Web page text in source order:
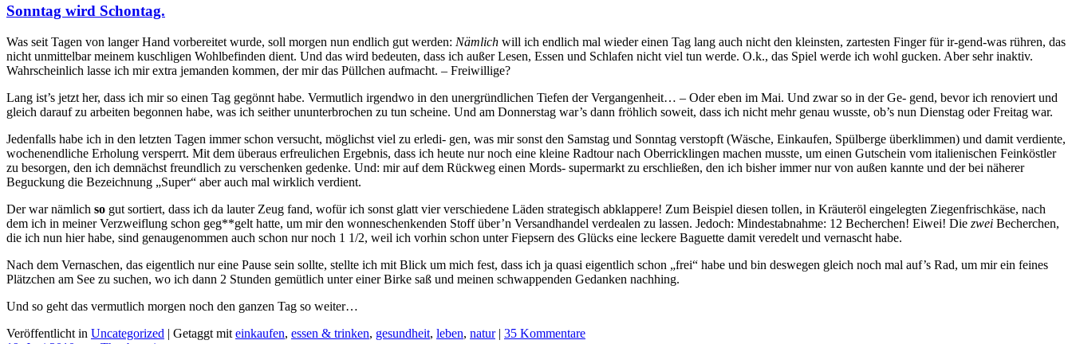
Sonntag wird Schontag.
Was seit Tagen von langer Hand vorbereitet wurde, soll morgen nun endlich gut werden: Nämlich will ich endlich mal wieder einen Tag lang auch nicht den kleinsten, zartesten Finger für ir-gend-was rühren, das
nicht unmittelbar meinem kuschligen Wohlbefinden dient. Und das wird bedeuten, dass ich außer Lesen, Essen und Schlafen nicht viel tun werde. O.k., das Spiel werde ich wohl gucken. Aber sehr inaktiv.
Wahrscheinlich lasse ich mir extra jemanden kommen, der mir das Püllchen aufmacht. – Freiwillige?
Lang ist’s jetzt her, dass ich mir so einen Tag gegönnt habe. Vermutlich irgendwo in den unergründlichen Tiefen der Vergangenheit… – Oder eben im Mai. Und zwar so in der Ge- gend, bevor ich renoviert und
gleich darauf zu arbeiten begonnen habe, was ich seither ununterbrochen zu tun scheine. Und am Donnerstag war’s dann fröhlich soweit, dass ich nicht mehr genau wusste, ob’s nun Dienstag oder Freitag war.
Jedenfalls habe ich in den letzten Tagen immer schon versucht, möglichst viel zu erledi- gen, was mir sonst den Samstag und Sonntag verstopft (Wäsche, Einkaufen, Spülberge überklimmen) und damit verdiente,
wochenendliche Erholung versperrt. Mit dem überaus erfreulichen Ergebnis, dass ich heute nur noch eine kleine Radtour nach Oberricklingen machen musste, um einen Gutschein vom italienischen Feinköstler
zu besorgen, den ich demnächst freundlich zu verschenken gedenke. Und: mir auf dem Rückweg einen Mords- supermarkt zu erschließen, den ich bisher immer nur von außen kannte und der bei näherer
Beguckung die Bezeichnung „Super“ aber auch mal wirklich verdient.
Der war nämlich so gut sortiert, dass ich da lauter Zeug fand, wofür ich sonst glatt vier verschiedene Läden strategisch abklappere! Zum Beispiel diesen tollen, in Kräuteröl eingelegten Ziegenfrischkäse, nach
dem ich in meiner Verzweiflung schon geg**gelt hatte, um mir den wonneschenkenden Stoff über’n Versandhandel verdealen zu lassen. Jedoch: Mindestabnahme: 12 Becherchen! Eiwei! Die zwei Becherchen,
die ich nun hier habe, sind genaugenommen auch schon nur noch 1 1/2, weil ich vorhin schon unter Fiepsern des Glücks eine leckere Baguette damit veredelt und vernascht habe.
Nach dem Vernaschen, das eigentlich nur eine Pause sein sollte, stellte ich mit Blick um mich fest, dass ich ja quasi eigentlich schon „frei“ habe und bin deswegen gleich noch mal auf’s Rad, um mir ein feines
Plätzchen am See zu suchen, wo ich dann 2 Stunden gemütlich unter einer Birke saß und meinen schwappenden Gedanken nachhing.
Und so geht das vermutlich morgen noch den ganzen Tag so weiter…
Veröffentlicht in Uncategorized | Getaggt mit einkaufen, essen & trinken, gesundheit, leben, natur | 35 Kommentare